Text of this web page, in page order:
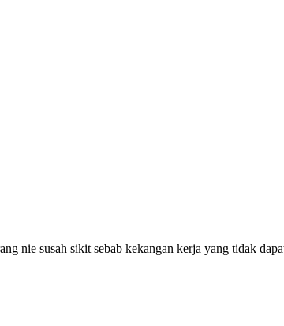
nie susah sikit sebab kekangan kerja yang tidak